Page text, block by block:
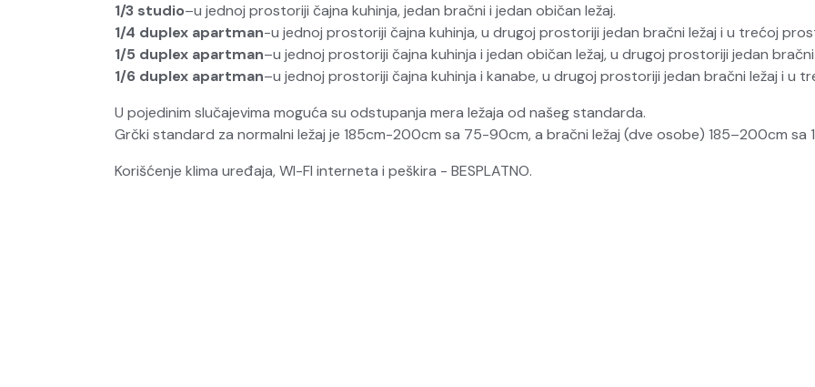
1/3 studio–u jednoj prostoriji čajna kuhinja, jedan bračni i jedan običan ležaj.
1/4 duplex apartman-u jednoj prostoriji čajna kuhinja, u drugoj prostoriji jedan bračni ležaj i u trećoj
1/5 duplex apartman–u jednoj prostoriji čajna kuhinja i jedan običan ležaj, u drugoj prostoriji jedan
1/6 duplex apartman–u jednoj prostoriji čajna kuhinja i kanabe, u drugoj prostoriji jedan bračni ležaj i u
U pojedinim slučajevima moguća su odstupanja mera ležaja od našeg standarda.
Grčki standard za normalni ležaj je 185cm-200cm sa 75-90cm, a bračni ležaj (dve osobe) 185–200cm sa
Korišćenje klima uređaja, WI-FI interneta i peškira - BESPLATNO.